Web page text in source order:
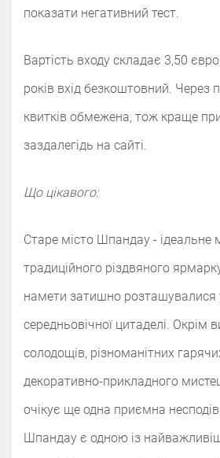
показати негативний тест.
Вартість входу складає 3,50
років вхід безкоштовний. Через
квитків обмежена, тож краще
заздалегідь на сайті.
Що цікавого:
Старе місто Шпандау - ідеальне
традиційного різдвяного
намети затишно розташувалися
середньовічної цитаделі. Окрім
солодощів, різноманітних
декоративно-прикладного
очікує ще одна приємна
Шпандау є одною із